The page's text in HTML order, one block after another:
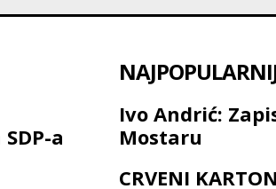
a
Ivo Andrić:
Mostaru
CRVENI